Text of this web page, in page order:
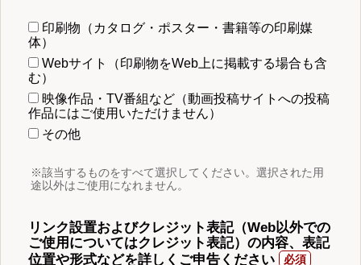
印刷物（カタログ・ポスター・書籍等の印刷媒
体）
Webサイト（印刷物をWeb上に掲載する場合も含
む）
映像作品・TV番組など（動画投稿サイトへの投稿
作品にはご使用いただけません）
その他
※該当するものをすべて選択してください。選択された用
途以外はご使用になれません。
リンク設置およびクレジット表記（Web以外での
ご使用についてはクレジット表記）の内容、表記
位置や形式などを詳しくご申告ください